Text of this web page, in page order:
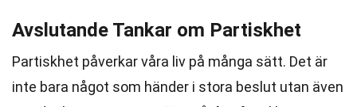
Avslutande Tankar om Partiskhet
Partiskhet påverkar våra liv på många sätt. Det är
inte bara något som händer i stora beslut utan även